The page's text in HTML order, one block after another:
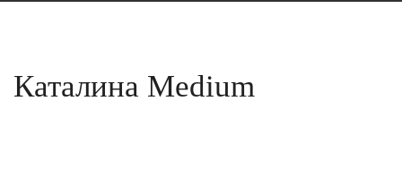
Каталина Medium